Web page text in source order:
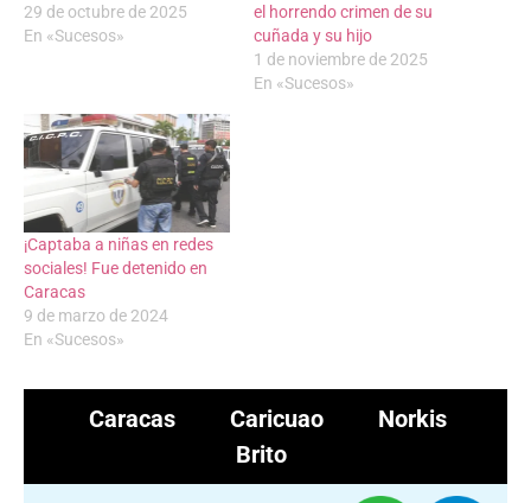
29 de octubre de 2025
En «Sucesos»
el horrendo crimen de su
cuñada y su hijo
1 de noviembre de 2025
En «Sucesos»
¡Captaba a niñas en redes
sociales! Fue detenido en
Caracas
9 de marzo de 2024
En «Sucesos»
Caracas Caricuao
Norkis
Brito